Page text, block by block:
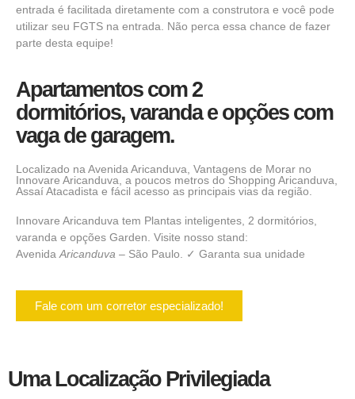
entrada é facilitada diretamente com a construtora e você pode
utilizar seu FGTS na entrada. Não perca essa chance de fazer
parte desta equipe!
Apartamentos com 2
dormitórios, varanda e opções com
vaga de garagem.
Localizado na Avenida Aricanduva, Vantagens de Morar no
Innovare Aricanduva, a poucos metros do Shopping Aricanduva,
Assaí Atacadista e fácil acesso as principais vias da região.
Innovare Aricanduva tem Plantas inteligentes, 2 dormitórios,
varanda e opções Garden. Visite nosso stand:
AvenidaAricanduva – São Paulo. ✓ Garanta sua unidade
Fale com um corretor especializado!
Uma Localização Privilegiada